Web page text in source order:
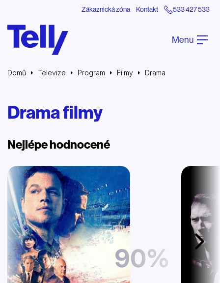
Zákaznická zóna Kontakt 533 427 533
Menu
Domů Televize Program Filmy Drama
Drama filmy
Nejlépe hodnocené
Další
90%